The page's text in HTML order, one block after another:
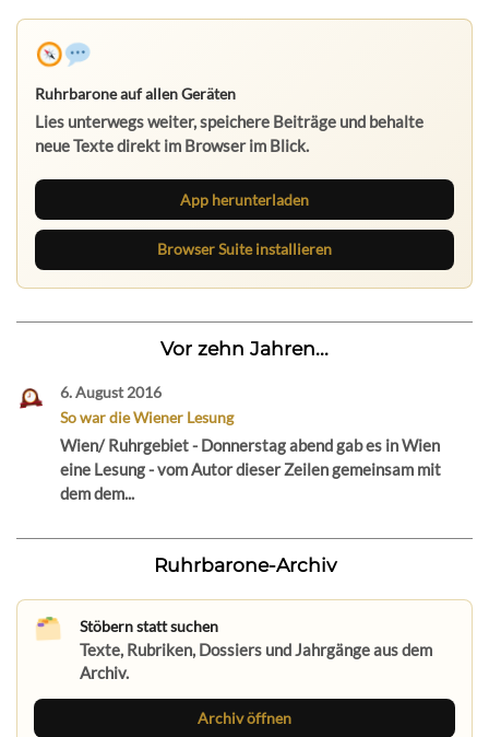
Ruhrbarone auf allen Geräten
Lies unterwegs weiter, speichere Beiträge und behalte
neue Texte direkt im Browser im Blick.
App herunterladen
Browser Suite installieren
Vor zehn Jahren...
6. August 2016
So war die Wiener Lesung
Wien/ Ruhrgebiet - Donnerstag abend gab es in Wien
eine Lesung - vom Autor dieser Zeilen gemeinsam mit
dem dem...
Ruhrbarone-Archiv
Stöbern statt suchen
Texte, Rubriken, Dossiers und Jahrgänge aus dem
Archiv.
Archiv öffnen